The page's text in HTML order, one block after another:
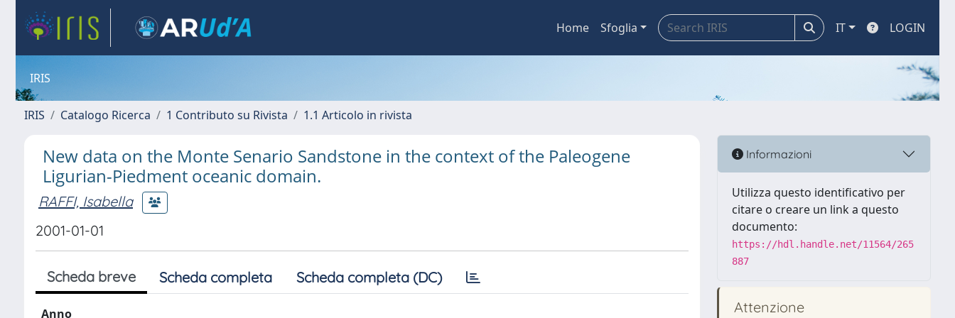
Home Sfoglia IT LOGIN
IRIS
IRIS Catalogo Ricerca 1 Contributo su Rivista 1.1 Articolo in rivista
New data on the Monte Senario Sandstone in the context of the Paleogene
Ligurian-Piedment oceanic domain.
RAFFI, Isabella
2001-01-01
Scheda breve Scheda completa Scheda completa (DC)
Anno
Informazioni
Utilizza questo identificativo per
citare o creare un link a questo
documento:
https://hdl.handle.net/11564/265
887
Attenzione